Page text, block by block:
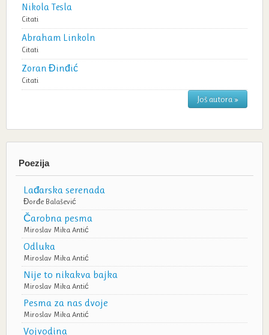
Nikola Tesla
Citati
Abraham Linkoln
Citati
Zoran Đinđić
Citati
Još autora »
Poezija
Lađarska serenada
Đorđe Balašević
Čarobna pesma
Miroslav Mika Antić
Odluka
Miroslav Mika Antić
Nije to nikakva bajka
Miroslav Mika Antić
Pesma za nas dvoje
Miroslav Mika Antić
Vojvodina